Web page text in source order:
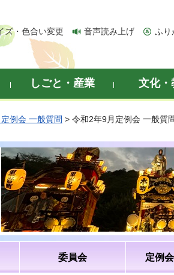
ズ・色合い変更 音声読み上げ ふり
しごと・産業 文化・
例会 一般質問 > 令和2年9月定例会 一般質
委員会 定例